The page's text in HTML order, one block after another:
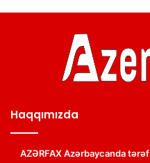
Haqqımızda
AZƏRFAX Azərbaycanda